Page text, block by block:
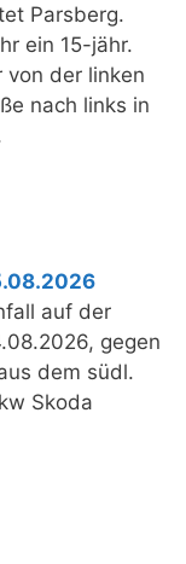
Parsberg.
ein 15-jähr.
von der linken
nach links in
auf der
gegen
dem südl.
Skoda